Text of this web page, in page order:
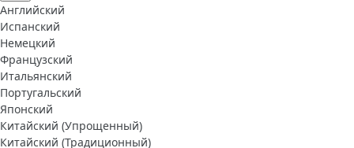
Английский
Испанский
Немецкий
Французский
Итальянский
Португальский
Японский
Китайский (Упрощенный)
Китайский (Традиционный)